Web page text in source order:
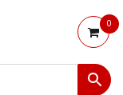
0